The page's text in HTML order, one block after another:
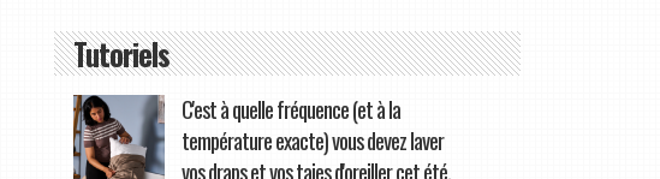
Tutoriels
C'est à quelle fréquence (et à la
température exacte) vous devez laver
vos draps et vos taies d'oreiller cet été,